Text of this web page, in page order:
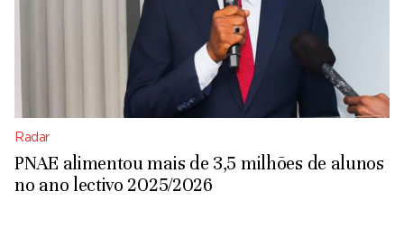
Radar
PNAE alimentou mais de 3,5 milhões de alunos
no ano lectivo 2025/2026